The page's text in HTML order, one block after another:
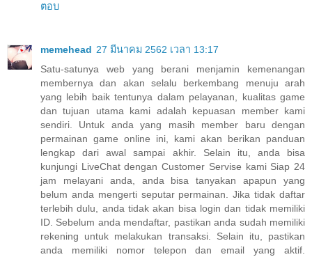
ตอบ
memehead 27 มีนาคม 2562 เวลา 13:17
Satu-satunya web yang berani menjamin kemenangan
membernya dan akan selalu berkembang menuju arah
yang lebih baik tentunya dalam pelayanan, kualitas game
dan tujuan utama kami adalah kepuasan member kami
sendiri. Untuk anda yang masih member baru dengan
permainan game online ini, kami akan berikan panduan
lengkap dari awal sampai akhir. Selain itu, anda bisa
kunjungi LiveChat dengan Customer Servise kami Siap 24
jam melayani anda, anda bisa tanyakan apapun yang
belum anda mengerti seputar permainan. Jika tidak daftar
terlebih dulu, anda tidak akan bisa login dan tidak memiliki
ID. Sebelum anda mendaftar, pastikan anda sudah memiliki
rekening untuk melakukan transaksi. Selain itu, pastikan
anda memiliki nomor telepon dan email yang aktif.